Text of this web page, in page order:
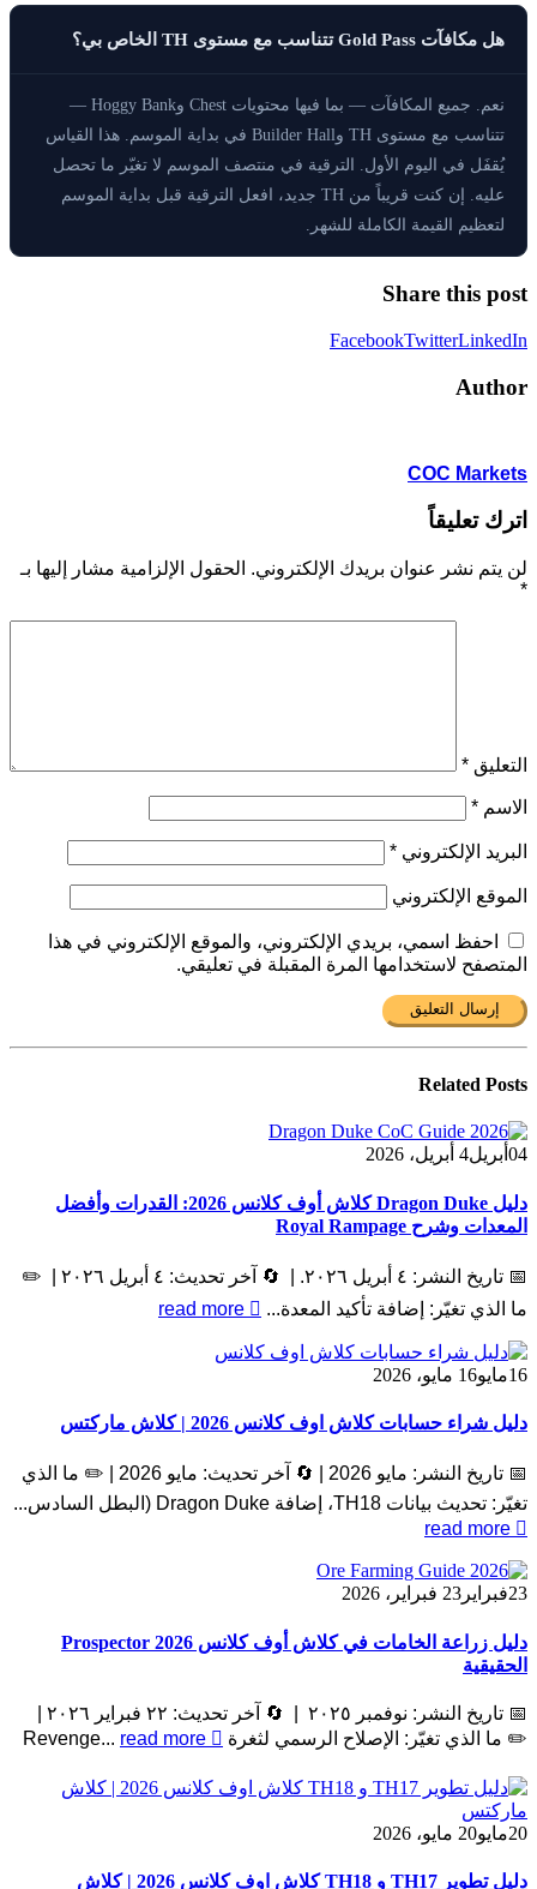
هل مكافآت Gold Pass تتناسب مع مستوى TH الخاص بي؟
نعم. جميع المكافآت — بما فيها محتويات Chest وHoggy Bank —
تتناسب مع مستوى TH وBuilder Hall في بداية الموسم. هذا القياس
يُقفَل في اليوم الأول. الترقية في منتصف الموسم لا تغيّر ما تحصل
عليه. إن كنت قريباً من TH جديد، افعل الترقية قبل بداية الموسم
لتعظيم القيمة الكاملة للشهر.
Share this post
FacebookTwitterLinkedIn
Author
COC Markets
اترك تعليقاً
لن يتم نشر عنوان بريدك الإلكتروني. الحقول الإلزامية مشار إليها بـ
*
التعليق *
الاسم *
البريد الإلكتروني *
الموقع الإلكتروني
احفظ اسمي، بريدي الإلكتروني، والموقع الإلكتروني في هذا
المتصفح لاستخدامها المرة المقبلة في تعليقي.
Related Posts
04 أبريل4 أبريل، 2026
دليل Dragon Duke كلاش أوف كلانس 2026: القدرات وأفضل
المعدات وشرح Royal Rampage
📅 تاريخ النشر: ٤ أبريل ٢٠٢٦. | 🔄 آخر تحديث: ٤ أبريل ٢٠٢٦ | ✏️
ما الذي تغيّر: إضافة تأكيد المعدة...
read more
16مايو16 مايو، 2026
دليل شراء حسابات كلاش اوف كلانس 2026 | كلاش ماركتس
📅 تاريخ النشر: مايو 2026 | 🔄 آخر تحديث: مايو 2026 | ✏️ ما الذي
تغيّر: تحديث بيانات TH18، إضافة Dragon Duke (البطل السادس...
read more
23فبراير 23 فبراير، 2026
دليل زراعة الخامات في كلاش أوف كلانس 2026 Prospector
الحقيقية
✏️ ما الذي تغيّر: الإصلاح الرسمي لثغرة Revenge...
read more
20مايو20 مايو، 2026
دليل تطوير TH17 و TH18 كلاش اوف كلانس 2026 | كلاش